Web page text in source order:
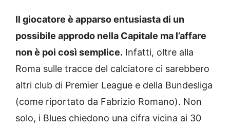
Il giocatore è apparso entusiasta di un
possibile approdo nella Capitale ma l’affare
non è poi così semplice. Infatti, oltre alla
Roma sulle tracce del calciatore ci sarebbero
altri club di Premier League e della Bundesliga
(come riportato da Fabrizio Romano). Non
solo, i Blues chiedono una cifra vicina ai 30